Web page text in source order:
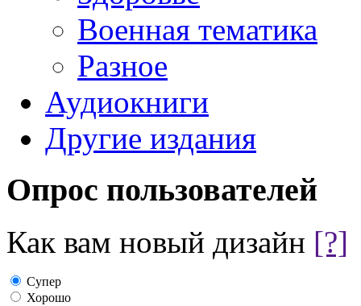
Военная тематика
Разное
Аудиокниги
Другие издания
Опрос пользователей
Как вам новый дизайн [?]
Супер
Хорошо